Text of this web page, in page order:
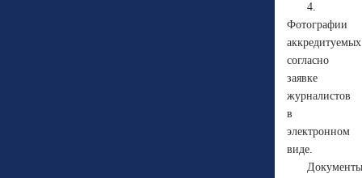
4.
Фотографии
аккредитуемых
согласно
заявке
журналистов
в
электронном
виде.
Документы